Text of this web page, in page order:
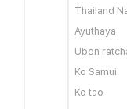
Thailand
Ayuthaya
Ubon
Ko Samui
Ko tao